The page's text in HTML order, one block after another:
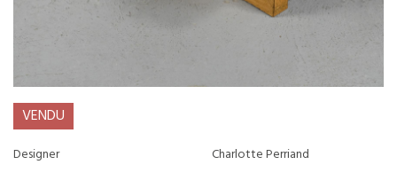
VENDU
Designer Charlotte Perriand